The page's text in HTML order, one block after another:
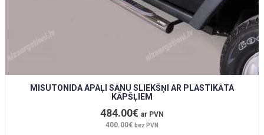
MISUTONIDA APAĻI SĀNU SLIEKŠŅI AR PLASTIKĀTA
KĀPŠĻIEM
484.00€ ar PVN
400.00€ bez PVN